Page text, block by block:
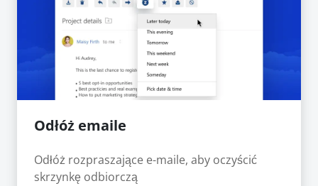
Odłóż emaile
Odłóż rozpraszające e-maile, aby oczyścić
skrzynkę odbiorczą